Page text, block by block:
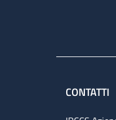
CONTATTI